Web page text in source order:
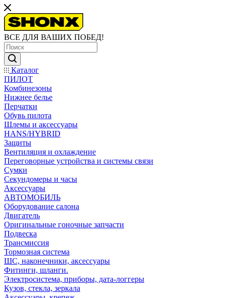
ВСЕ ДЛЯ ВАШИХ ПОБЕД!
Каталог
ПИЛОТ
Комбинезоны
Нижнее белье
Перчатки
Обувь пилота
Шлемы и аксессуары
HANS/HYBRID
Защиты
Вентиляция и охлаждение
Переговорные устройства и системы связи
Сумки
Секундомеры и часы
Аксессуары
АВТОМОБИЛЬ
Оборудование салона
Двигатель
Оригинальные гоночные запчасти
Подвеска
Трансмиссия
Тормозная система
ШС, наконечники, аксессуары
Фитинги, шланги.
Электросистема, приборы, дата-логгеры
Кузов, стекла, зеркала